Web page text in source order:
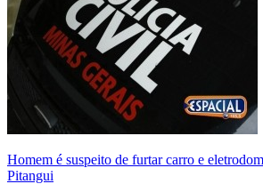
Homem é suspeito de furtar carro e
Pitangui